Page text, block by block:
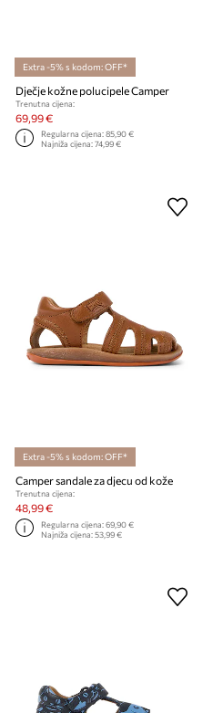
Extra -5% s kodom: OFF*
Dječje kožne polucipele Camper
Trenutna cijena:
69,99 €
Regularna cijena:85,90 €
Najniža cijena:74,99 €
Extra -5% s kodom: OFF*
Camper sandale za djecu od kože
Trenutna cijena:
48,99 €
Regularna cijena:69,90 €
Najniža cijena:53,99 €